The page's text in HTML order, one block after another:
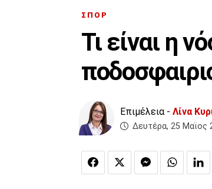
ΣΠΟΡ
Τι είναι η
Επιμέλεια - Λίνα
Δευτέρα, 25 Μαϊος